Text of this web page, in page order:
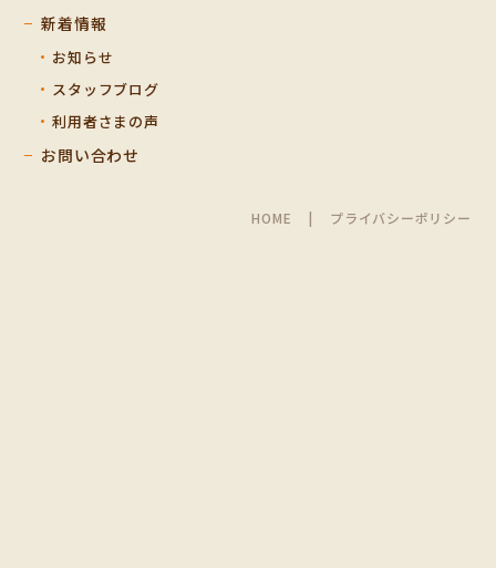
新着情報
お知らせ
スタッフブログ
利用者さまの声
お問い合わせ
HOME プライバシーポリシー